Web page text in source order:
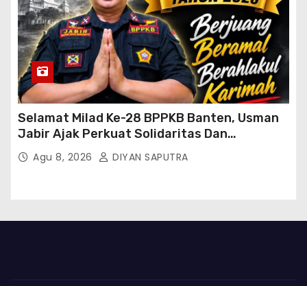
Selamat Milad Ke-28 BPPKB Banten, Usman
Jabir Ajak Perkuat Solidaritas Dan
Kebersamaan
Agu 8, 2026 DIYAN SAPUTRA